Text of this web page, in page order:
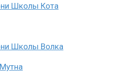
Школы Кота
Школы Волка